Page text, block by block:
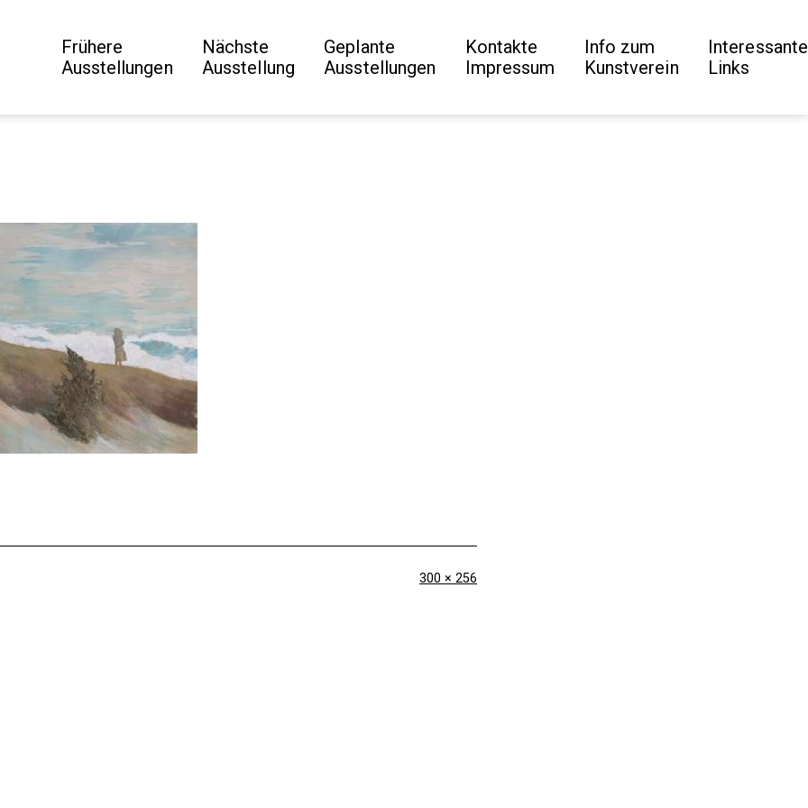
Frühere
Ausstellungen
Nächste
Ausstellung
Geplante
Ausstellungen
Kontakte
Impressum
Info zum
Kunstverein
Interessante
Links
Originalgröße
300 × 256